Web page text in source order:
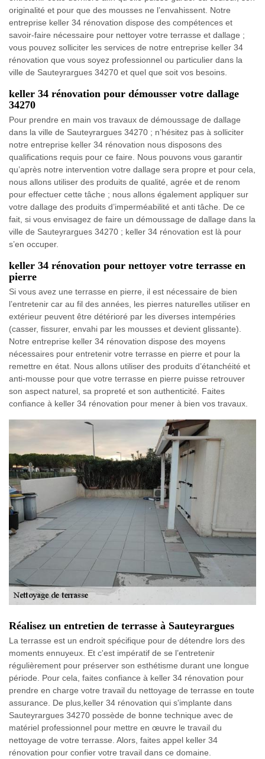
originalité et pour que des mousses ne l’envahissent. Notre
entreprise keller 34 rénovation dispose des compétences et
savoir-faire nécessaire pour nettoyer votre terrasse et dallage ;
vous pouvez solliciter les services de notre entreprise keller 34
rénovation que vous soyez professionnel ou particulier dans la
ville de Sauteyrargues 34270 et quel que soit vos besoins.
keller 34 rénovation pour démousser votre dallage
34270
Pour prendre en main vos travaux de démoussage de dallage
dans la ville de Sauteyrargues 34270 ; n’hésitez pas à solliciter
notre entreprise keller 34 rénovation nous disposons des
qualifications requis pour ce faire. Nous pouvons vous garantir
qu’après notre intervention votre dallage sera propre et pour cela,
nous allons utiliser des produits de qualité, agrée et de renom
pour effectuer cette tâche ; nous allons également appliquer sur
votre dallage des produits d’imperméabilité et anti tâche. De ce
fait, si vous envisagez de faire un démoussage de dallage dans la
ville de Sauteyrargues 34270 ; keller 34 rénovation est là pour
s’en occuper.
keller 34 rénovation pour nettoyer votre terrasse en
pierre
Si vous avez une terrasse en pierre, il est nécessaire de bien
l’entretenir car au fil des années, les pierres naturelles utiliser en
extérieur peuvent être détérioré par les diverses intempéries
(casser, fissurer, envahi par les mousses et devient glissante).
Notre entreprise keller 34 rénovation dispose des moyens
nécessaires pour entretenir votre terrasse en pierre et pour la
remettre en état. Nous allons utiliser des produits d’étanchéité et
anti-mousse pour que votre terrasse en pierre puisse retrouver
son aspect naturel, sa propreté et son authenticité. Faites
confiance à keller 34 rénovation pour mener à bien vos travaux.
Réalisez un entretien de terrasse à Sauteyrargues
La terrasse est un endroit spécifique pour de détendre lors des
moments ennuyeux. Et c'est impératif de se l’entretenir
régulièrement pour préserver son esthétisme durant une longue
période. Pour cela, faites confiance à keller 34 rénovation pour
prendre en charge votre travail du nettoyage de terrasse en toute
assurance. De plus,keller 34 rénovation qui s'implante dans
Sauteyrargues 34270 possède de bonne technique avec de
matériel professionnel pour mettre en œuvre le travail du
nettoyage de votre terrasse. Alors, faites appel keller 34
rénovation pour confier votre travail dans ce domaine.